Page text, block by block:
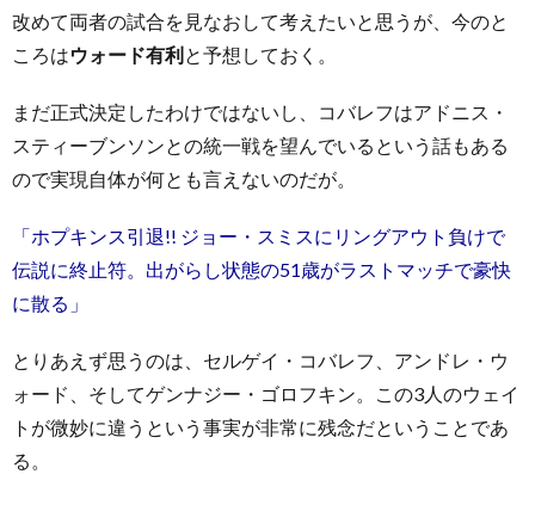
改めて両者の試合を見なおして考えたいと思うが、今のと
ころはウォード有利と予想しておく。
まだ正式決定したわけではないし、コバレフはアドニス・
スティーブンソンとの統一戦を望んでいるという話もある
ので実現自体が何とも言えないのだが。
「ホプキンス引退!! ジョー・スミスにリングアウト負けで
伝説に終止符。出がらし状態の51歳がラストマッチで豪快
に散る」
とりあえず思うのは、セルゲイ・コバレフ、アンドレ・ウ
ォード、そしてゲンナジー・ゴロフキン。この3人のウェイ
トが微妙に違うという事実が非常に残念だということであ
る。